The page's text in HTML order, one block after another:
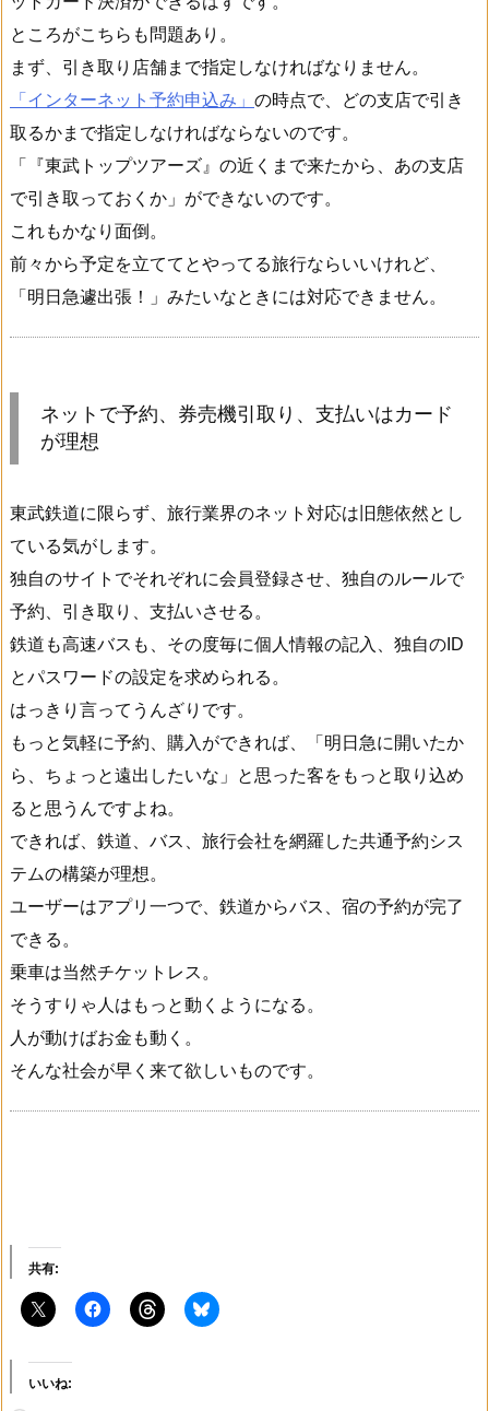
ところがこちらも問題あり。
まず、引き取り店舗まで指定しなければなりません。
「インターネット予約申込み」 の時点で、どの支店で引き
取るかまで指定しなければならないのです。
「『東武トップツアーズ』の近くまで来たから、あの支店
で引き取っておくか」ができないのです。
これもかなり面倒。
前々から予定を立ててとやってる旅行ならいいけれど、
「明日急遽出張！」みたいなときには対応できません。
ネットで予約、券売機引取り、支払いはカード
が理想
東武鉄道に限らず、旅行業界のネット対応は旧態依然とし
ている気がします。
独自のサイトでそれぞれに会員登録させ、独自のルールで
予約、引き取り、支払いさせる。
鉄道も高速バスも、その度毎に個人情報の記入、独自のID
とパスワードの設定を求められる。
はっきり言ってうんざりです。
もっと気軽に予約、購入ができれば、「明日急に開いたか
ら、ちょっと遠出したいな」と思った客をもっと取り込め
ると思うんですよね。
できれば、鉄道、バス、旅行会社を網羅した共通予約シス
テムの構築が理想。
ユーザーはアプリ一つで、鉄道からバス、宿の予約が完了
できる。
乗車は当然チケットレス。
そうすりゃ人はもっと動くようになる。
人が動けばお金も動く。
そんな社会が早く来て欲しいものです。
共有:
いいね: